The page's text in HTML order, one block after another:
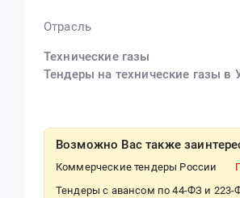
Отрасль
Технические газы
Тендеры на технические газы в
Возможно Вас также
Коммерческие тендеры России
Тендеры с авансом по 44-ФЗ и 223-